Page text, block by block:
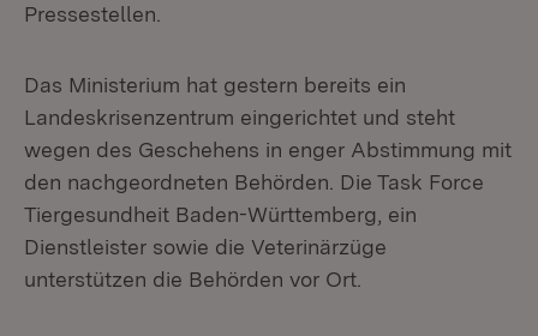
Pressestellen.
Das Ministerium hat gestern bereits ein
Landeskrisenzentrum eingerichtet und steht
wegen des Geschehens in enger Abstimmung mit
den nachgeordneten Behörden. Die Task Force
Tiergesundheit Baden-Württemberg, ein
Dienstleister sowie die Veterinärzüge
unterstützen die Behörden vor Ort.